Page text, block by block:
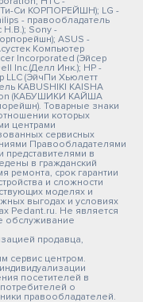
Ти-Си КОРПОРЕЙШН); LG -
- правообладатель
Н.В.); Sony -
ASUS -
Компьютер
Incorporated (Эйсер
Inc.(Делл Инк.); HP -
LLC (ЭйчПи Хьюлетт
KABUSHIKI KAISHA
(КАБУШИКИ КАЙША
Товарные знаки
которых
центрами
сервисных
Правообладателями
в
в гражданский
ремонта, срок гарантии
и сложности
моделях и
выгодах и условиях
Pedant.ru. Не является
обслуживание
продавца,
сервис центром.
посетителей в
о
правообладателей.